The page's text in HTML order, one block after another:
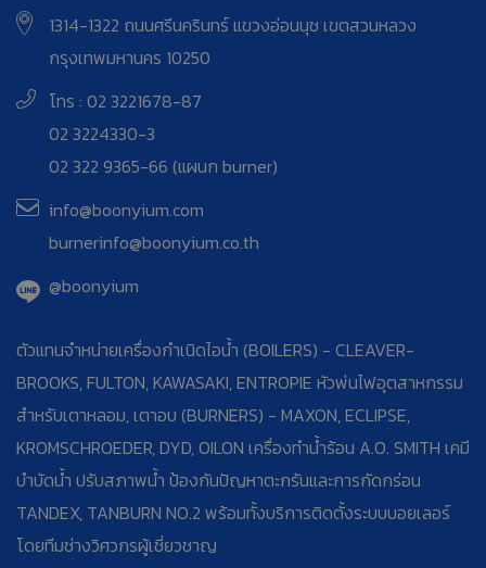
1314-1322 ถนนศรีนครินทร์ แขวงอ่อนนุช เขตสวนหลวง
กรุงเทพมหานคร 10250
โทร : 02 3221678-87
02 3224330-3
02 322 9365-66 (แผนก burner)
info@boonyium.com
burnerinfo@boonyium.co.th
@boonyium
ตัวแทนจำหน่ายเครื่องกำเนิดไอน้ำ (BOILERS) - CLEAVER-
BROOKS, FULTON, KAWASAKI, ENTROPIE หัวพ่นไฟอุตสาหกรรม
สำหรับเตาหลอม, เตาอบ (BURNERS) - MAXON, ECLIPSE,
KROMSCHROEDER, DYD, OILON เครื่องทำน้ำร้อน A.O. SMITH เคมี
บำบัดน้ำ ปรับสภาพน้ำ ป้องกันปัญหาตะกรันและการกัดกร่อน
TANDEX, TANBURN NO.2 พร้อมทั้งบริการติดตั้งระบบบอยเลอร์
โดยทีมช่างวิศวกรผู้เชี่ยวชาญ